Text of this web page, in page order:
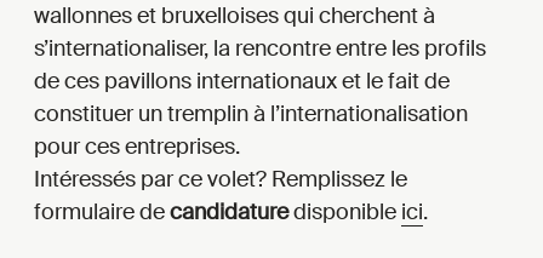
wallonnes et bruxelloises qui cherchent à
s’internationaliser, la rencontre entre les profils
de ces pavillons internationaux et le fait de
constituer un tremplin à l’internationalisation
pour ces entreprises.
Intéressés par ce volet? Remplissez le
formulaire decandidaturedisponible ici.